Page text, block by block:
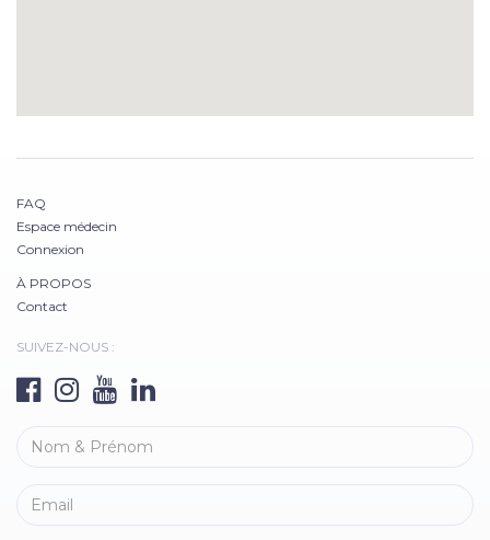
FAQ
Espace médecin
Connexion
À PROPOS
Contact
SUIVEZ-NOUS :